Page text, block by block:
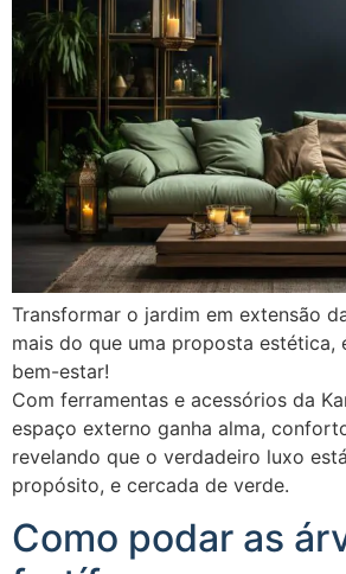
Transformar o jardim em extensão
mais do que uma proposta estética,
bem-estar!
Com ferramentas e acessórios da
espaço externo ganha alma,
revelando que o verdadeiro luxo
propósito, e cercada de verde.
Como podar as